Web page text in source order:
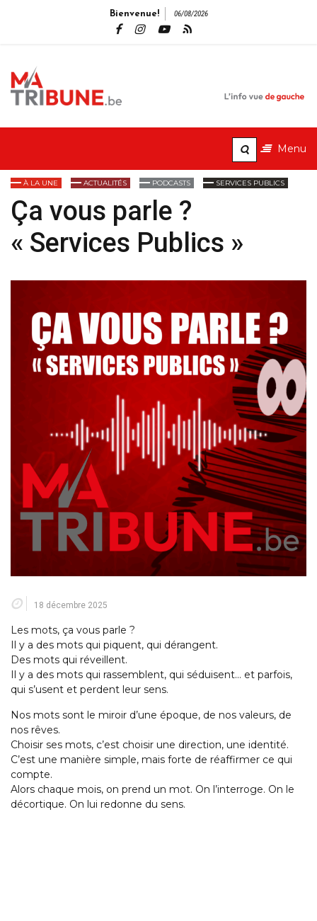
Bienvenue! 06/08/2026
Menu
À LA UNE ACTUALITÉS PODCASTS SERVICES PUBLICS
Ça vous parle ?
« Services Publics »
18 décembre 2025
Les mots, ça vous parle ?
Il y a des mots qui piquent, qui dérangent.
Des mots qui réveillent.
Il y a des mots qui rassemblent, qui séduisent… et parfois,
qui s’usent et perdent leur sens.
Nos mots sont le miroir d’une époque, de nos valeurs, de
nos rêves.
Choisir ses mots, c’est choisir une direction, une identité.
C’est une manière simple, mais forte de réaffirmer ce qui
compte.
Alors chaque mois, on prend un mot. On l’interroge. On le
décortique. On lui redonne du sens.